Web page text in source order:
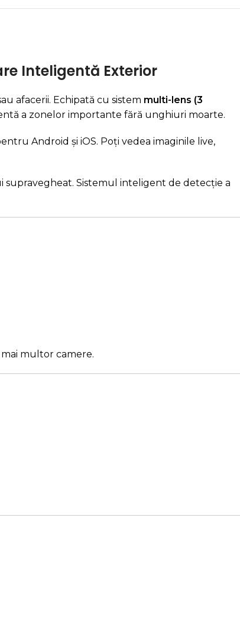
Inteligentă Exterior
afacerii. Echipată cu sistem multi-lens (3
a zonelor importante fără unghiuri moarte.
Android și iOS. Poți vedea imaginile live,
supravegheat. Sistemul inteligent de detecție a
multor camere.